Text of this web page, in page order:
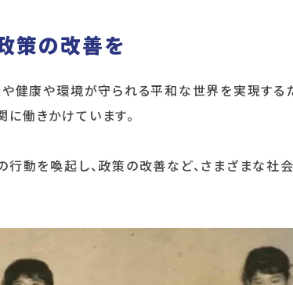
策の改善を
健康や環境が守られる平和な世界を実現する
働きかけています。
行動を喚起し、政策の改善など、さまざまな